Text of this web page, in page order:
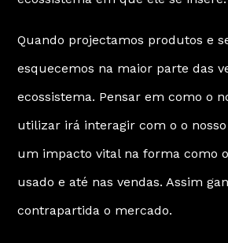
Quando projectamos produtos e
esquecemos na maior parte das
ecossistema. Pensar em como o
utilizar irá interagir com o o
um impacto vital na forma como
usado e até nas vendas. Assim
contrapartida o mercado.